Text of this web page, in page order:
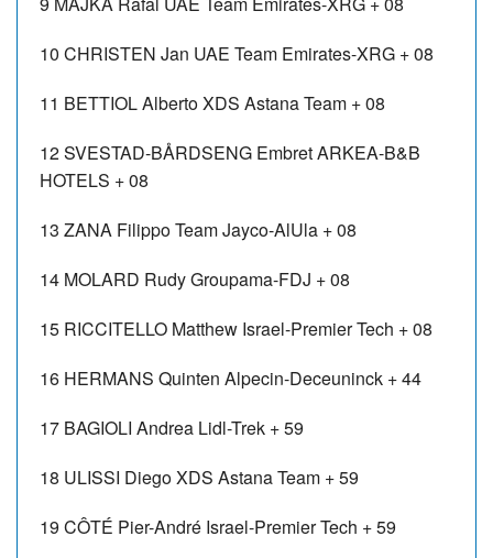
10 CHRISTEN Jan UAE Team Emirates-XRG + 08
11 BETTIOL AlbertoXDS Astana Team + 08
12SVESTAD-BÅRDSENG EmbretARKEA-B&B
HOTELS + 08
13 ZANA FilippoTeam Jayco-AlUla + 08
14 MOLARD RudyGroupama-FDJ + 08
15 RICCITELLO Matthew Israel-Premier Tech + 08
16 HERMANS Quinten Alpecin-Deceuninck + 44
17 BAGIOLI Andrea Lidl-Trek + 59
18 ULISSI DiegoXDS Astana Team + 59
19 CÔTÉ Pier-André Israel-Premier Tech + 59